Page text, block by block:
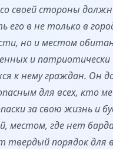
своей стороны
его в не только в
но и местом
и патриотически
к нему граждан. Он
для всех, кто
за свою жизнь и
местом, где нет
твердый порядок для